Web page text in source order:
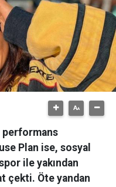
performans
Plan ise, sosyal
ile yakından
çekti. Öte yandan